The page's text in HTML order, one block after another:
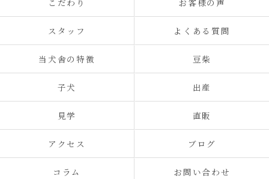
こだわり お客様の声
スタッフ よくある質問
当犬舎の特徴 豆柴
子犬 出産
見学 直販
アクセス ブログ
コラム お問い合わせ